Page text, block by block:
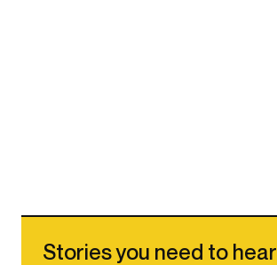
Stories you need to hear